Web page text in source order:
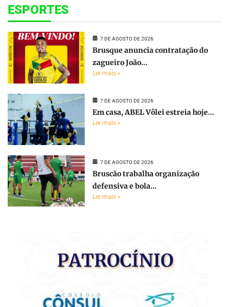
ESPORTES
7 DE AGOSTO DE 2026
Brusque anuncia contratação do
zagueiro João...
Ler mais »
7 DE AGOSTO DE 2026
Em casa, ABEL Vôlei estreia hoje...
Ler mais »
7 DE AGOSTO DE 2026
Bruscão trabalha organização
defensiva e bola...
Ler mais »